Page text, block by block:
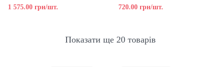
24)
1 575.00 грн/шт.
720.00 грн/шт.
Показати ще 20 товарів